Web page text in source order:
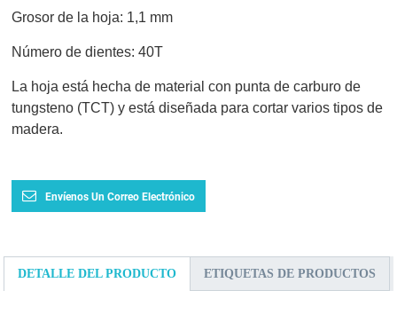
Grosor de la hoja: 1,1 mm
Número de dientes: 40T
La hoja está hecha de material con punta de carburo de
tungsteno (TCT) y está diseñada para cortar varios tipos de
madera.
Envíenos Un Correo Electrónico
DETALLE DEL PRODUCTO ETIQUETAS DE PRODUCTOS